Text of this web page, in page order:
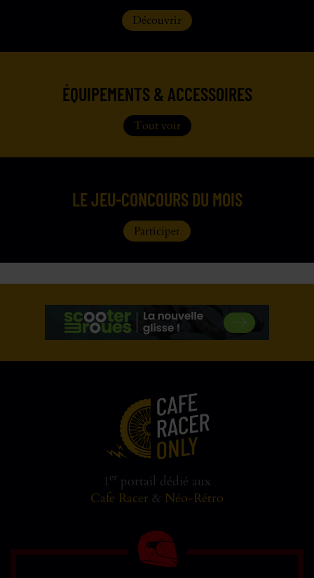
Découvrir
ÉQUIPEMENTS & ACCESSOIRES
Tout voir
LE JEU-CONCOURS DU MOIS
Participer
1 er portail dédié aux
Cafe Racer & Néo-Rétro